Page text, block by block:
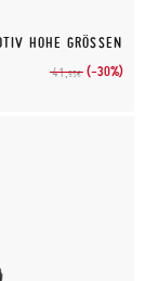
HOHE GRÖSSEN
41,95€ (-30%)